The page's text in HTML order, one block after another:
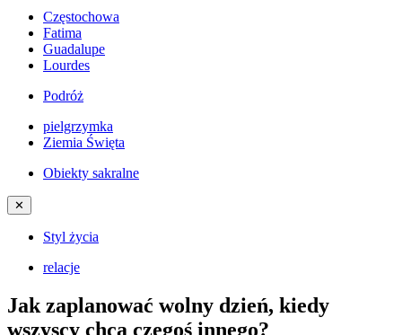
Częstochowa
Fatima
Guadalupe
Lourdes
Podróż
pielgrzymka
Ziemia Święta
Obiekty sakralne
✕
Styl życia
relacje
Jak zaplanować wolny dzień, kiedy
wszyscy chcą czegoś innego?